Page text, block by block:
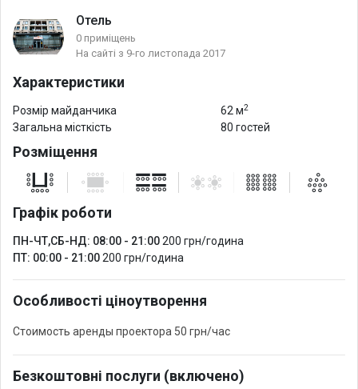
Отель
0 приміщень
На сайті з 9-го листопада 2017
Характеристики
Розмір майданчика 62 м2
Загальна місткість 80 гостей
Розміщення
Графік роботи
ПН-ЧТ,СБ-НД: 08:00 - 21:00200 грн/година
ПТ: 00:00 - 21:00200 грн/година
Особливості ціноутворення
Стоимость аренды проектора 50 грн/час
Безкоштовні послуги (включено)